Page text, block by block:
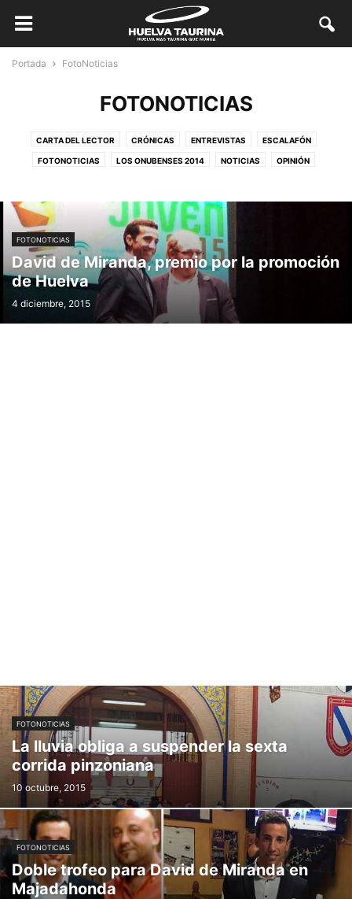
Portada FotoNoticias
FOTONOTICIAS
CARTA DEL LECTOR CRÓNICAS ENTREVISTAS ESCALAFÓN
FOTONOTICIAS LOS ONUBENSES 2014 NOTICIAS OPINIÓN
FOTONOTICIAS
David de Miranda, premio por la promoción
de Huelva
4 diciembre, 2015
FOTONOTICIAS
La lluvia obliga a suspender la sexta
corrida pinzoniana
10 octubre, 2015
FOTONOTICIAS
Doble trofeo para David de Miranda en
Majadahonda